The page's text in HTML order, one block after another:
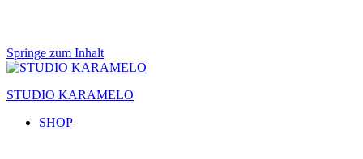
Springe zum Inhalt
STUDIO KARAMELO
SHOP